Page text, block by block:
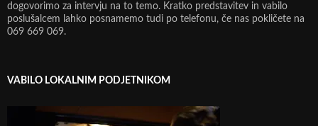
dogovorimo za intervju na to temo. Kratko predstavitev in vabilo
poslušalcem lahko posnamemo tudi po telefonu, če nas pokličete na
069 669 069.
VABILO LOKALNIM PODJETNIKOM